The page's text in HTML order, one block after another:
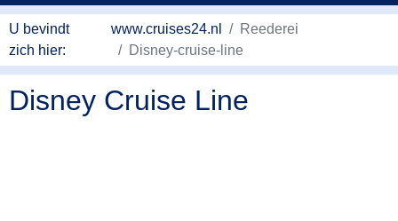
U bevindt
zich hier:
www.cruises24.nl
Reederei
Disney-cruise-line
Disney Cruise Line